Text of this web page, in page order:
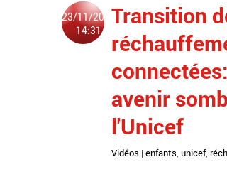
23/11/2024
14:31
Transition
avenir
l'Unicef
Vidéos | enfants, unicef,